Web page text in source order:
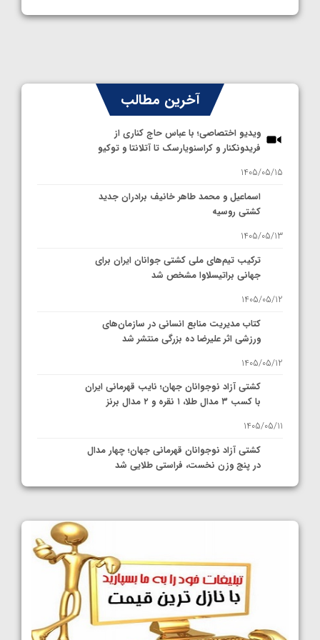
آخرین مطالب
ویدیو اختصاصی؛ با عباس حاج کناری از
فریدونکنار و کراسنویارسک تا آتلانتا و توکیو
1405/05/15
اسماعیل و محمد طاهر خانیف برادران جدید
کشتی روسیه
1405/05/13
ترکیب تیم‌های ملی کشتی جوانان ایران برای
جهانی براتیسلاوا مشخص شد
1405/05/12
کتاب مدیریت منابع انسانی در سازمان‌های
ورزشی اثر علیرضا ده بزرگی منتشر شد
1405/05/12
کشتی آزاد نوجوانان جهان؛ نایب قهرمانی ایران
با کسب ۳ مدال طلا، ۱ نقره و ۲ مدال برنز
1405/05/11
کشتی آزاد نوجوانان قهرمانی جهان؛ چهار مدال
در پنج وزن نخست، فراستی طلایی شد
1405/05/11
کشتی آزاد نوجوانان جهان؛ رقبای نمایندگان
ایران مشخص شدند
1405/05/08